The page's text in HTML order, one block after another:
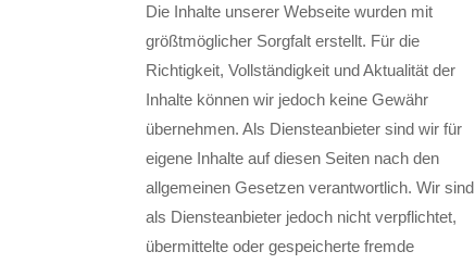
Die Inhalte unserer Webseite wurden mit
größtmöglicher Sorgfalt erstellt. Für die
Richtigkeit, Vollständigkeit und Aktualität der
Inhalte können wir jedoch keine Gewähr
übernehmen. Als Diensteanbieter sind wir für
eigene Inhalte auf diesen Seiten nach den
allgemeinen Gesetzen verantwortlich. Wir sind
als Diensteanbieter jedoch nicht verpflichtet,
übermittelte oder gespeicherte fremde